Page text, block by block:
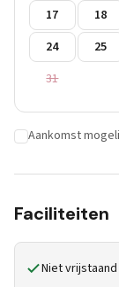
17
18
24
25
31
Aankomst
Faciliteiten
Niet vrijstaand